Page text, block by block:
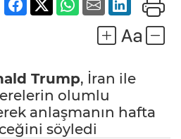
Trump, İran ile
olumlu
anlaşmanın hafta
söyledi